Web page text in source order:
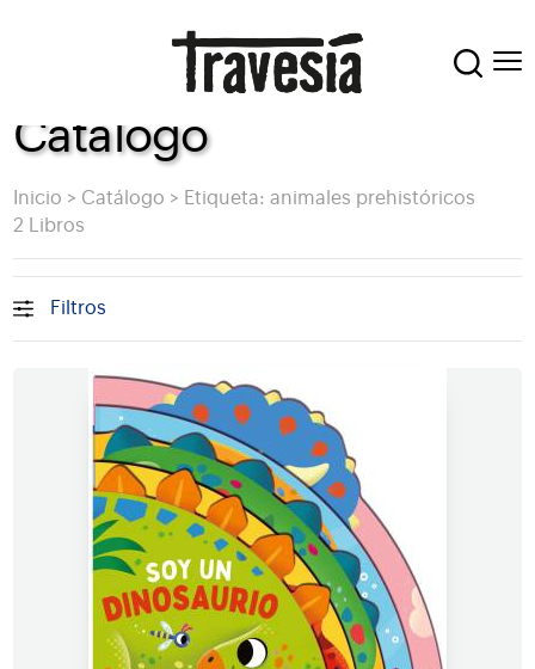
Catálogo
Inicio > Catálogo > Etiqueta: animales prehistóricos
2 Libros
Filtros